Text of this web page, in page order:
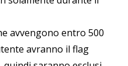
avvengono entro 500
avranno il flag